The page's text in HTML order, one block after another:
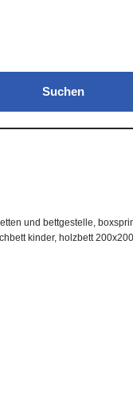
Suchen
und bettgestelle
kinder, holzbett 200x200